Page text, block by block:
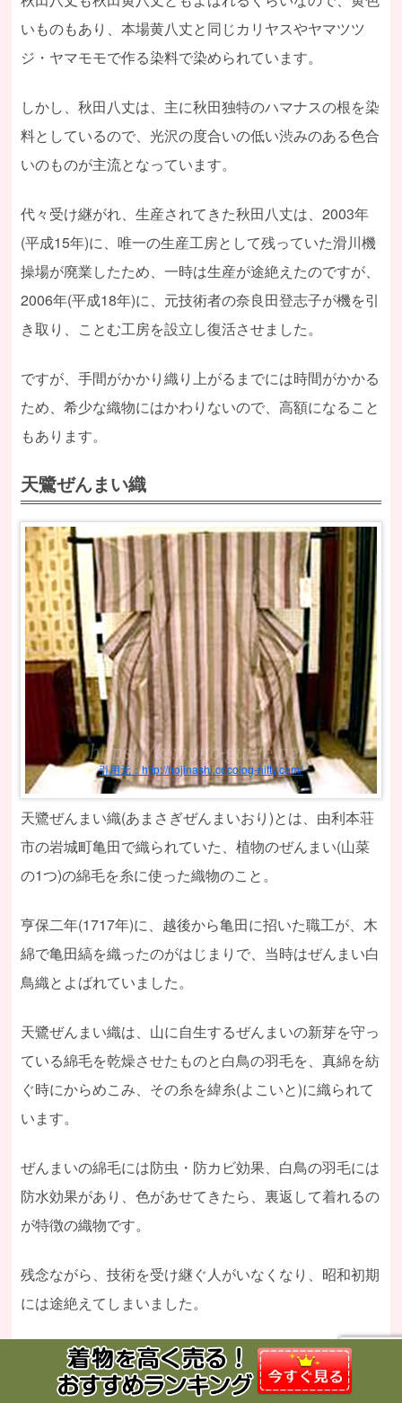
いものもあり、本場黄八丈と同じカリヤスやヤマツツ
ジ・ヤマモモで作る染料で染められています。
しかし、秋田八丈は、主に秋田独特のハマナスの根を染
料としているので、光沢の度合いの低い渋みのある色合
いのものが主流となっています。
代々受け継がれ、生産されてきた秋田八丈は、2003年
(平成15年)に、唯一の生産工房として残っていた滑川機
操場が廃業したため、一時は生産が途絶えたのですが、
2006年(平成18年)に、元技術者の奈良田登志子が機を引
き取り、ことむ工房を設立し復活させました。
ですが、手間がかかり織り上がるまでには時間がかかる
ため、希少な織物にはかわりないので、高額になること
もあります。
天鷺ぜんまい織
引用元：http://hojinashi.cocolog-nifty.com/
天鷺ぜんまい織(あまさぎぜんまいおり)とは、由利本荘
市の岩城町亀田で織られていた、植物のぜんまい(山菜
の1つ)の綿毛を糸に使った織物のこと。
亨保二年(1717年)に、越後から亀田に招いた職工が、木
綿で亀田縞を織ったのがはじまりで、当時はぜんまい白
鳥織とよばれていました。
天鷺ぜんまい織は、山に自生するぜんまいの新芽を守っ
ている綿毛を乾燥させたものと白鳥の羽毛を、真綿を紡
ぐ時にからめこみ、その糸を緯糸(よこいと)に織られて
います。
ぜんまいの綿毛には防虫・防カビ効果、白鳥の羽毛には
防水効果があり、色があせてきたら、裏返して着れるの
が特徴の織物です。
残念ながら、技術を受け継ぐ人がいなくなり、昭和初期
には途絶えてしまいました。
今では、天鷺ぜんまい織の資料を基に手探りで復活させ
た山崎さんと高野さんが、史跡保存伝承の里「天鷺村」